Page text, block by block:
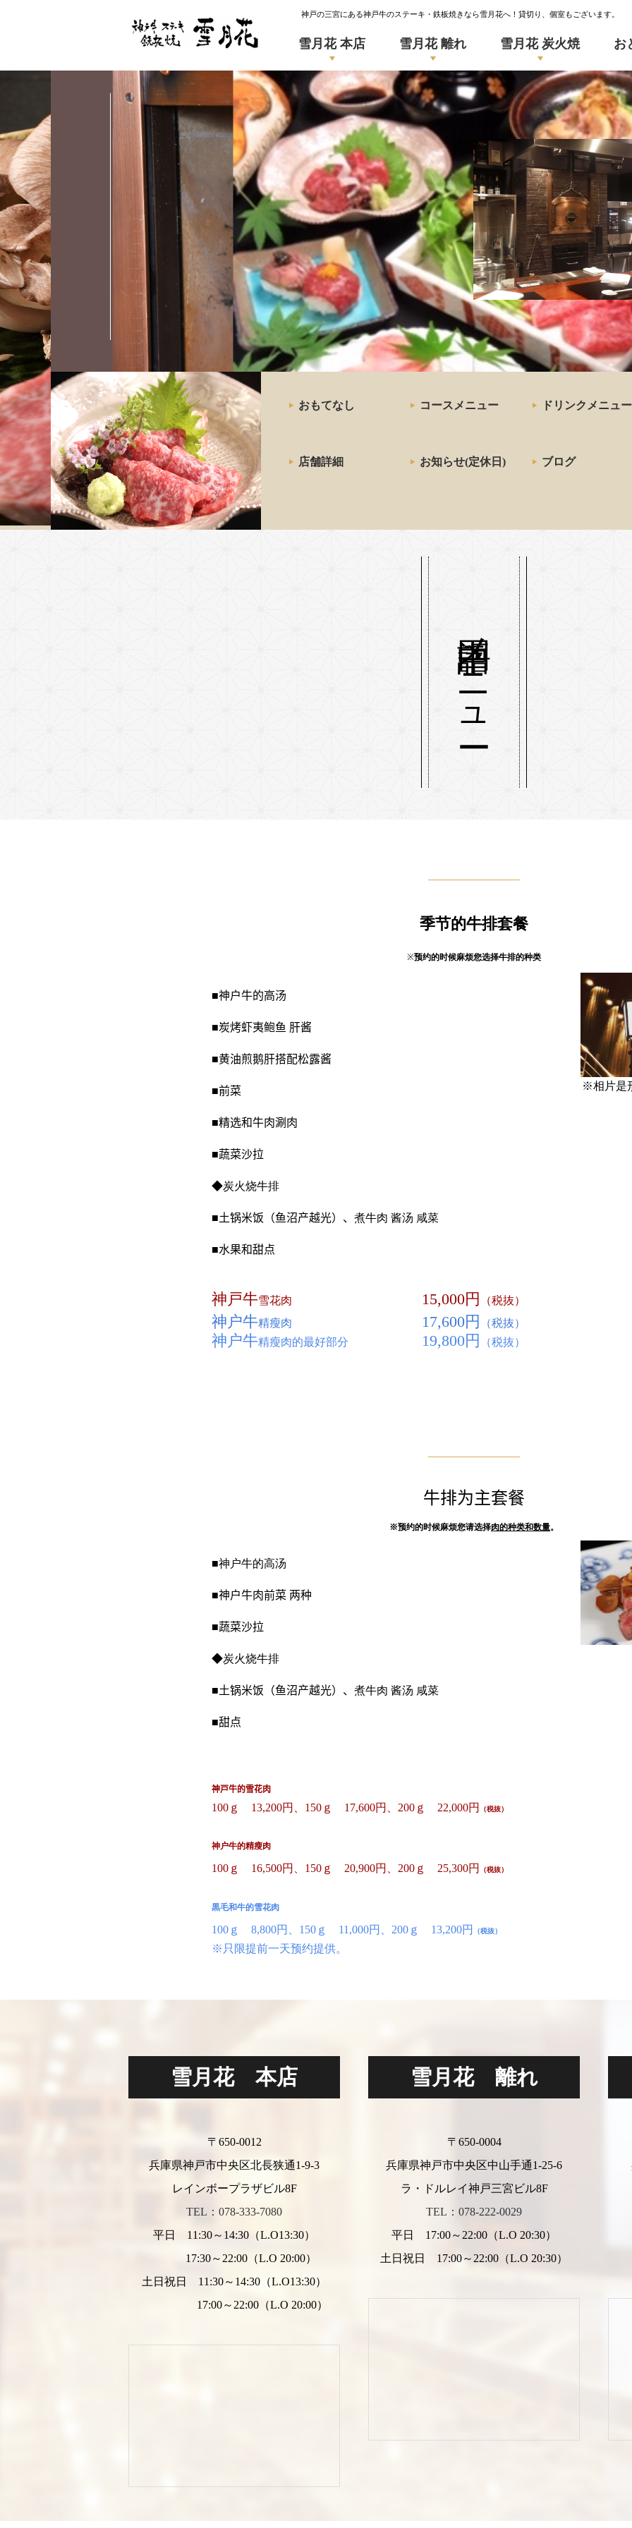
神戸の三宮にある神戸牛のステーキ・鉄板焼きなら雪月花へ！貸切り、個室もございます。
雪月花 本店 雪月花 離れ 雪月花 炭火焼 お
雪月花 炭火焼
SETSUGEKKA
三宮の神戸牛炉窯炭焼ステー
お店「雪月花 炭火焼」
最高級の
神戸牛
ステーキ
おもてなし コースメニュー ドリンクメニュー
店舗詳細 お知らせ(定休日) ブログ
中国語メニュー
季节的牛排套餐
※预约的时候麻烦您选择牛排的种类
■神户牛的高汤
■炭烤虾夷鲍鱼 肝酱
■黄油煎鹅肝搭配松露酱
■前菜
■精选和牛肉涮肉
■蔬菜沙拉
◆炭火烧牛排
■土锅米饭（鱼沼产越光）、 煮牛肉 酱汤 咸菜
■水果和甜点
神戸牛雪花肉 15,000円 （税抜）
神户牛精瘦肉 17,600円 （税抜）
神户牛精瘦肉的最好部分 19,800円 （税抜）
※相片是
牛排为主套餐
※预约的时候麻烦您请选择肉的种类和数量。
■神户牛的高汤
■神户牛肉前菜 两种
■蔬菜沙拉
◆炭火烧牛排
■土锅米饭（鱼沼产越光）、 煮牛肉 酱汤 咸菜
■甜点
神戸牛的雪花肉
100ｇ 13,200円、150ｇ 17,600円、200ｇ 22,000円 （税抜）
神户牛的精瘦肉
100ｇ 16,500円、150ｇ 20,900円、200ｇ 25,300円 （税抜）
黒毛和牛的雪花肉
100ｇ 8,800円、150ｇ 11,000円、200ｇ 13,200円 （税抜）
※只限提前一天预约提供。
雪月花 本店
〒650-0012
兵庫県神戸市中央区北長狭通1-9-3
レインボープラザビル8F
TEL：078-333-7080
平日 11:30～14:30（L.O13:30）
17:30～22:00（L.O 20:00）
土日祝日 11:30～14:30（L.O13:30）
17:00～22:00（L.O 20:00）
雪月花 離れ
〒650-0004
兵庫県神戸市中央区中山手通1-25-6
ラ・ドルレイ神戸三宮ビル8F
TEL：078-222-0029
平日 17:00～22:00（L.O 20:30）
土日祝日 17:00～22:00（L.O 20:30）